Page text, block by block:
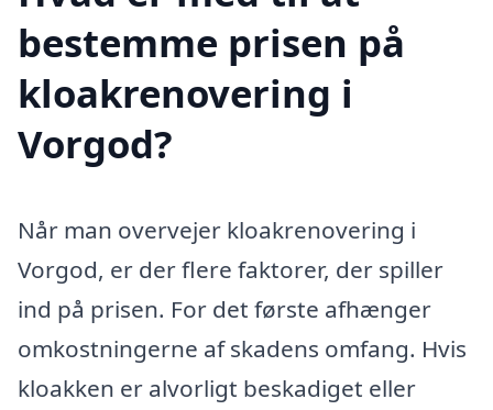
bestemme prisen på
kloakrenovering i
Vorgod?
Når man overvejer kloakrenovering i
Vorgod, er der flere faktorer, der spiller
ind på prisen. For det første afhænger
omkostningerne af skadens omfang. Hvis
kloakken er alvorligt beskadiget eller